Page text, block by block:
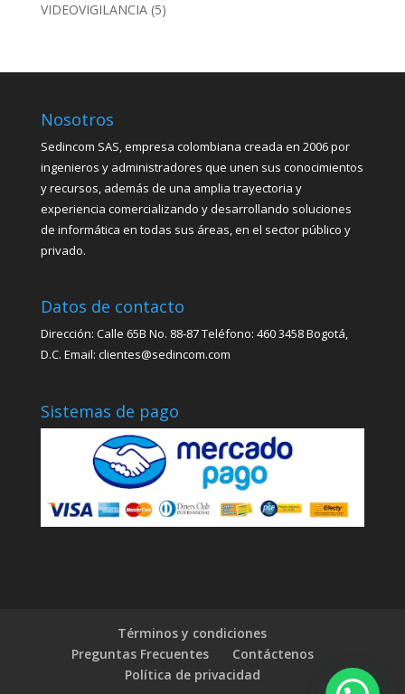
VIDEOVIGILANCIA (5)
Nosotros
Sedincom SAS, empresa colombiana creada en 2006 por
ingenieros y administradores que unen sus conocimientos
y recursos, además de una amplia trayectoria y
experiencia comercializando y desarrollando soluciones
de informática en todas sus áreas, en el sector público y
privado.
Datos de contacto
Dirección: Calle 65B No. 88-87 Teléfono: 460 3458 Bogotá,
D.C. Email: clientes@sedincom.com
Sistemas de pago
Términos y condiciones
Preguntas Frecuentes
Contáctenos
Política de privacidad